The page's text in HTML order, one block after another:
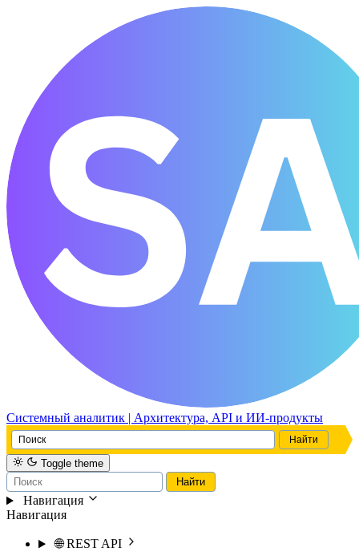
Системный аналитик | Архитектура, API и ИИ-продукты
Toggle theme
Навигация
Навигация
🌐 REST API